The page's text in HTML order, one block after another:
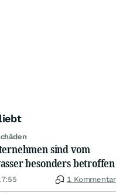
sind vom
besonders betroffen
1 Kommentar